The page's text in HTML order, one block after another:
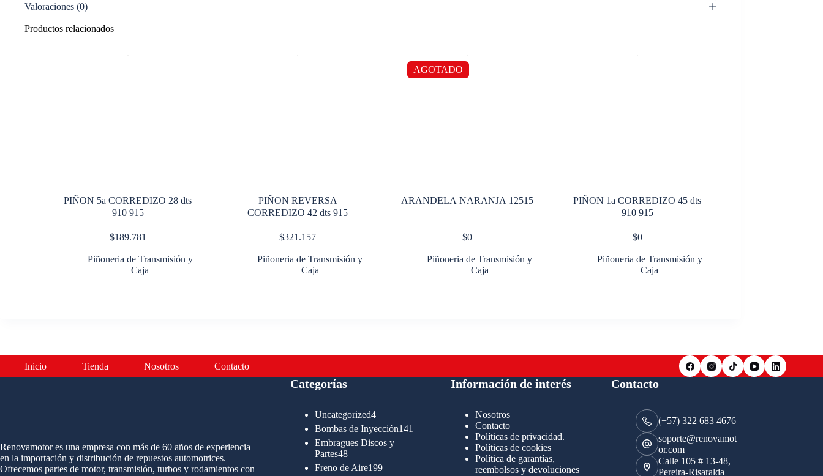
Valoraciones (0)
Productos relacionados
PIÑON 5a CORREDIZO 28 dts
910 915
$189.781
Piñoneria de Transmisión y
Caja
PIÑON REVERSA
CORREDIZO 42 dts 915
$321.157
Piñoneria de Transmisión y
Caja
AGOTADO
ARANDELA NARANJA 12515
$0
Piñoneria de Transmisión y
Caja
PIÑON 1a CORREDIZO 45 dts
910 915
$0
Piñoneria de Transmisión y
Caja
Inicio Tienda Nosotros Contacto
Renovamotor es una empresa con más de 60 años de experiencia
en la importación y distribución de repuestos automotrices.
Ofrecemos partes de motor, transmisión, turbos y rodamientos con
Categorías
Uncategorized44
productos
Bombas de Inyección141
Embragues Discos y
Partes4848
productos
Freno de Aire199199
Información de interés
Nosotros
Contacto
Políticas de privacidad.
Políticas de cookies
Política de garantías,
reembolsos y devoluciones
Contacto
(+57) 322 683 4676
soporte@renovamot
or.com
Calle 105 # 13-48,
Pereira-Risaralda